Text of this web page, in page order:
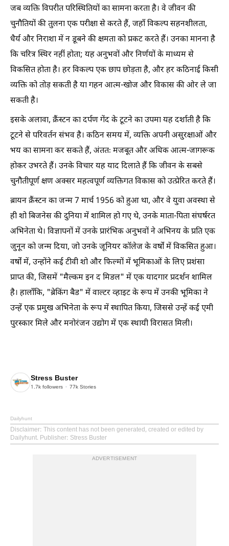
जब व्यक्ति विपरीत परिस्थितियों का सामना करता है। वे जीवन की
चुनौतियों की तुलना एक परीक्षा से करते हैं, जहाँ विकल्प सहनशीलता,
धैर्य और निराशा में न डूबने की क्षमता को प्रकट करते हैं। उनका मानना है
कि चरित्र स्थिर नहीं होता; यह अनुभवों और निर्णयों के माध्यम से
विकसित होता है। हर विकल्प एक छाप छोड़ता है, और हर कठिनाई किसी
व्यक्ति को तोड़ सकती है या गहन आत्म-खोज और विकास की ओर ले जा
सकती है।
इसके अलावा, क्रैंस्टन का दर्पण गेंद के टूटने का उपमा यह दर्शाती है कि
टूटने से परिवर्तन संभव है। कठिन समय में, व्यक्ति अपनी असुरक्षाओं और
भय का सामना कर सकते हैं, अंततः मजबूत और अधिक आत्म-जागरूक
होकर उभरते हैं। उनके विचार यह याद दिलाते हैं कि जीवन के सबसे
चुनौतीपूर्ण क्षण अक्सर महत्वपूर्ण व्यक्तिगत विकास को उत्प्रेरित करते हैं।
ब्रायन क्रैंस्टन का जन्म 7 मार्च 1956 को हुआ था, और वे युवा अवस्था से
ही शो बिजनेस की दुनिया में शामिल हो गए थे, उनके माता-पिता संघर्षरत
अभिनेता थे। विज्ञापनों में उनके प्रारंभिक अनुभवों ने अभिनय के प्रति एक
जुनून को जन्म दिया, जो उनके जूनियर कॉलेज के वर्षों में विकसित हुआ।
वर्षों में, उन्होंने कई टीवी शो और फिल्मों में भूमिकाओं के लिए प्रशंसा
प्राप्त की, जिसमें "मैल्कम इन द मिडल" में एक यादगार प्रदर्शन शामिल
है। हालाँकि, "ब्रेकिंग बैड" में वाल्टर व्हाइट के रूप में उनकी भूमिका ने
उन्हें एक प्रमुख अभिनेता के रूप में स्थापित किया, जिससे उन्हें कई एमी
पुरस्कार मिले और मनोरंजन उद्योग में एक स्थायी विरासत मिली।
Stress Buster
1.7k followers 77k Stories
Dailyhunt
Disclaimer: This content has not been generated, created or edited by
Dailyhunt. Publisher: Stress Buster
ADVERTISEMENT